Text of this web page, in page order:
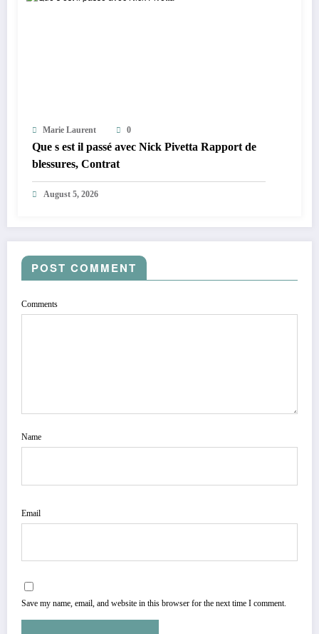
Marie Laurent 0
Que s est il passé avec Nick Pivetta Rapport de
blessures, Contrat
August 5, 2026
POST COMMENT
Comments
Name
Email
Save my name, email, and website in this browser for the next time I comment.